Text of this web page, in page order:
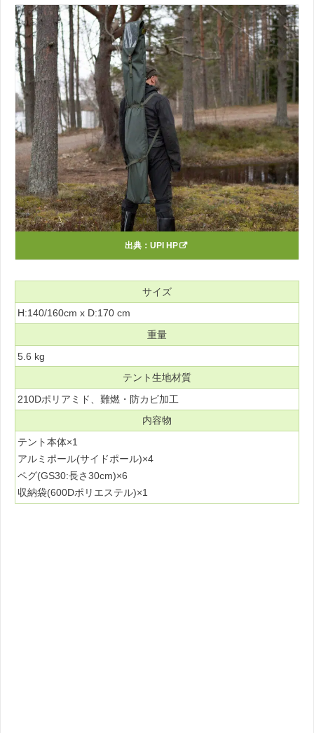
出典： UPI HP
サイズ
H:140/160cm x D:170 cm
重量
5.6 kg
テント生地材質
210Dポリアミド、難燃・防カビ加工
内容物
テント本体×1
アルミポール(サイドポール)×4
ペグ(GS30:長さ30cm)×6
収納袋(600Dポリエステル)×1